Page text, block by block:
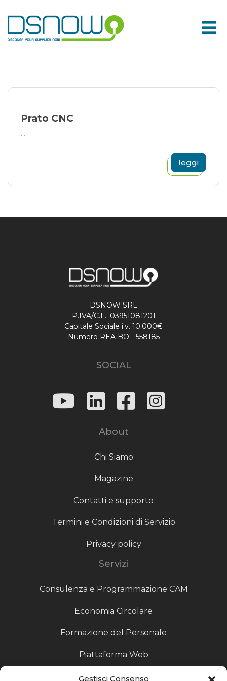
Gestisci Consenso
to
content
Prato CNC
...
leggi
DSNOW SRL
P.IVA/C.F.: 03951081201
Capitale Sociale i.v. 10.000€
Numero REA BO - 558185
SOCIAL
About
Chi Siamo
Magazine
Contatti e supporto
Termini e Condizioni di Servizio
Privacy policy
Servizi
Consulenza e Programmazione CAM
Economia Circolare
Formazione del Personale
Piattaforma Web
Scouting fornitori